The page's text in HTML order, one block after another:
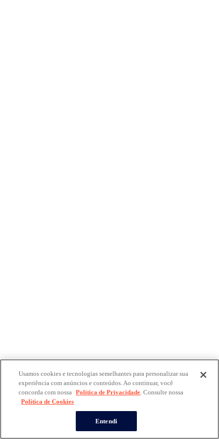
Usamos cookies e tecnologias semelhantes para personalizar sua
experiência com anúncios e conteúdos. Ao continuar, você
concorda com nossa Política de Privacidade. Consulte nossa
Política de Cookies
Entendi